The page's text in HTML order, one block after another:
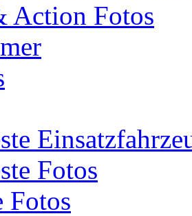
Action Fotos
Fotos
Fotos